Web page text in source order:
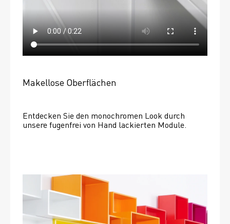
Makellose Oberflächen
Entdecken Sie den monochromen Look durch
unsere fugenfrei von Hand lackierten Module.